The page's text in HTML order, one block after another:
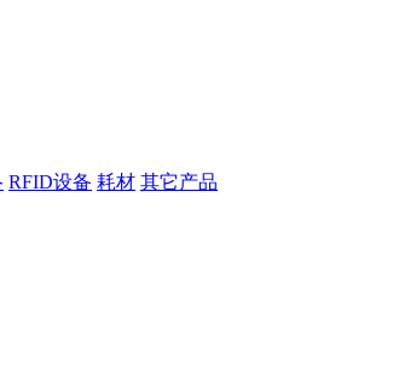
RFID设备 耗材 其它产品